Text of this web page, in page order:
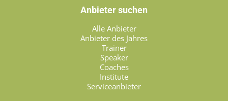
Anbieter suchen
Alle Anbieter
Anbieter des Jahres
Trainer
Speaker
Coaches
Institute
Serviceanbieter